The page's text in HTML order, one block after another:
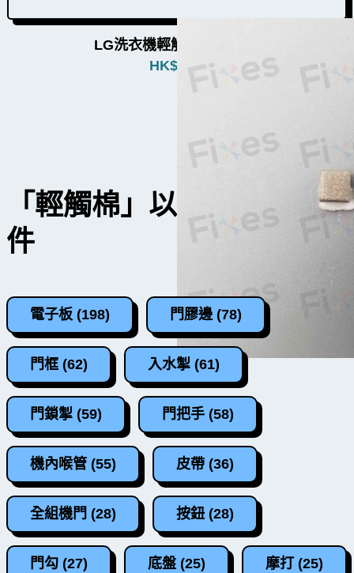
LG洗衣機輕觸棉W055001
HK$
180
「輕觸棉」以外的洗衣機零
件
電子板 (198) 門膠邊 (78)
門框 (62) 入水掣 (61)
門鎖掣 (59) 門把手 (58)
機內喉管 (55) 皮帶 (36)
全組機門 (28) 按鈕 (28)
門勾 (27) 底盤 (25) 摩打 (25)